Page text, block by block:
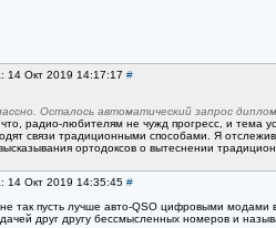
14 Окт 2019 14:17:17 #
Осталось автоматический запрос
радио-любителям не чужд прогресс, и тема
связи традиционными способами. Я
ортодоксов о вытеснении
14 Окт 2019 14:35:45 #
так пусть лучше авто-QSO цифровыми модами
друг другу бессмысленных номеров и